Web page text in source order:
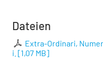
Dateien
Extra-Ordinari,
i. [1,07 MB]